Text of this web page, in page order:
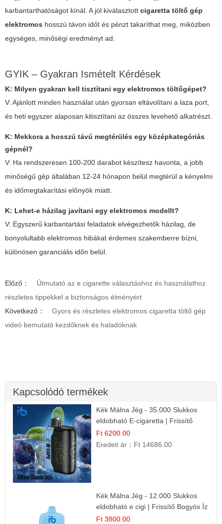
karbantarthatóságot kínál. A jól kiválasztott cigaretta töltő gép
elektromos hosszú távon időt és pénzt takaríthat meg, miközben
egységes, minőségi eredményt ad.
GYIK – Gyakran Ismételt Kérdések
K: Milyen gyakran kell tisztítani egy elektromos töltőgépet?
V: Ajánlott minden használat után gyorsan eltávolítani a laza port,
és heti egyszer alaposan kitisztítani az összes levehető alkatrészt.
K: Mekkora a hosszú távú megtérülés egy középkategóriás
gépnél?
V: Ha rendszeresen 100-200 darabot készítesz havonta, a jobb
minőségű gép általában 12-24 hónapon belül megtérül a kényelmi
és időmegtakarítási előnyök miatt.
K: Lehet-e házilag javítani egy elektromos modellt?
V: Egyszerű karbantartási feladatok elvégezhetők házilag, de
bonyolultabb elektromos hibákat érdemes szakemberre bízni,
különösen garanciális időn belül.
Előző：
Útmutató az e cigarette választáshoz és használathoz
részletes tippekkel a biztonságos élményért
Következő：
Gyors és részletes elektromos cigaretta töltő gép
videó bemutató kezdőknek és haladóknak
Kapcsolódó termékek
Kék Málna Jég - 35.000 Slukkos
eldobható E-cigaretta | Frissítő
Ízélmény
Ft 6200.00
Eredeti ár： Ft 14686.00
Kék Málna Jég - 12.000 Slukkos
eldobható e cigi | Frissítő Bogyós Íz
Ft 3800.00